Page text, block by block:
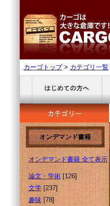
カーゴトップ> カテゴリ一覧
オンデマンド書籍
オンデマンド書籍 全て表示
論文・学術[126]
文学[237]
趣味[78]